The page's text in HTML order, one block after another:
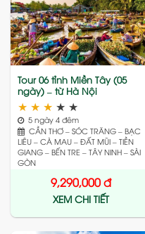
Add
to
wishlist
Tour 06 tỉnh Miền Tây (05
ngày) – từ Hà Nội
★ ★ ★ ★ ★
5 ngày 4 đêm
CẦN THƠ – SÓC TRĂNG – BẠC
LIÊU – CÀ MAU – ĐẤT MŨI – TIỀN
GIANG – BẾN TRE – TÂY NINH – SÀI
GÒN
9,290,000đ
XEM CHI TIẾT